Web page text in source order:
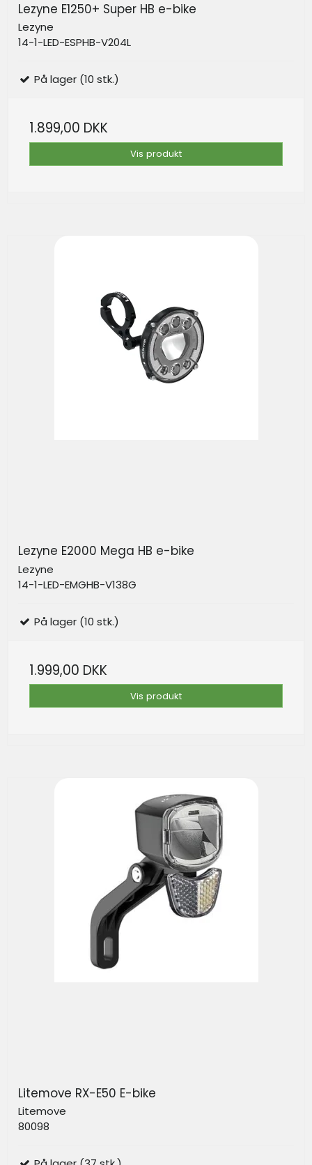
Lezyne E1250+ Super HB e-bike
Lezyne
14-1-LED-ESPHB-V204L
På lager (10 stk.)
1.899,00 DKK
Vis produkt
Lezyne E2000 Mega HB e-bike
Lezyne
14-1-LED-EMGHB-V138G
På lager (10 stk.)
1.999,00 DKK
Vis produkt
Litemove RX-E50 E-bike
Litemove
80098